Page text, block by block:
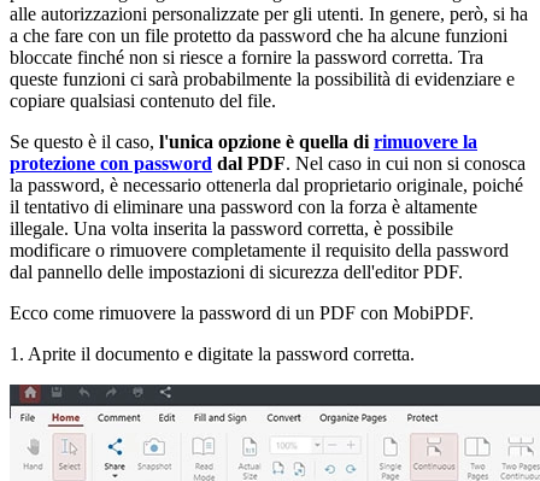
alle autorizzazioni personalizzate per gli utenti. In genere, però, si ha
a che fare con un file protetto da password che ha alcune funzioni
bloccate finché non si riesce a fornire la password corretta. Tra
queste funzioni ci sarà probabilmente la possibilità di evidenziare e
copiare qualsiasi contenuto del file.
Se questo è il caso, l'unica opzione è quella di rimuovere la
protezione con password dal PDF. Nel caso in cui non si conosca
la password, è necessario ottenerla dal proprietario originale, poiché
il tentativo di eliminare una password con la forza è altamente
illegale. Una volta inserita la password corretta, è possibile
modificare o rimuovere completamente il requisito della password
dal pannello delle impostazioni di sicurezza dell'editor PDF.
Ecco come rimuovere la password di un PDF con MobiPDF.
1. Aprite il documento e digitate la password corretta.